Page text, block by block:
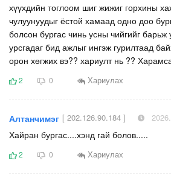
хүүхдийн тоглоом шиг жижиг горхины
чулуунуудыг ёстой хамаад одно доо
болсон бургас чинь усны чийгийг барьж
урсгадаг бид ажлыг ингэж гурилтаад
орон хөгжих вэ?? хариулт нь ??
2 0 Хариулах
Алтанчимэг [ 202.126.90.184 ]
Хайран бургас....хэнд гай болов.....
2 0 Хариулах